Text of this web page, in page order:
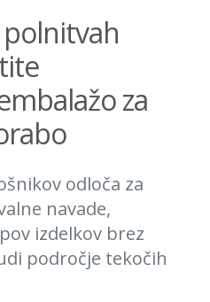
za
odloča za
navade,
izdelkov brez
področje tekočih